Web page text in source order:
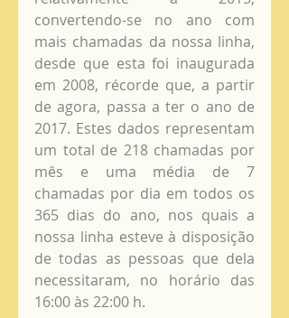
convertendo-se no ano com
mais chamadas da nossa linha,
desde que esta foi inaugurada
em 2008, récorde que, a partir
de agora, passa a ter o ano de
2017. Estes dados representam
um total de 218 chamadas por
mês e uma média de 7
chamadas por dia em todos os
365 dias do ano, nos quais a
nossa linha esteve à disposição
de todas as pessoas que dela
necessitaram, no horário das
16:00 às 22:00 h.